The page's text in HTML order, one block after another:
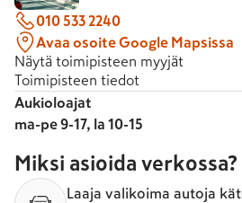
010 533 2240
Avaa osoite Google Mapsissa
Näytä toimipisteen myyjät
Toimipisteen tiedot
Aukioloajat
ma-pe 9-17, la 10-15
Miksi asioida verkossa?
Laaja valikoima autoja